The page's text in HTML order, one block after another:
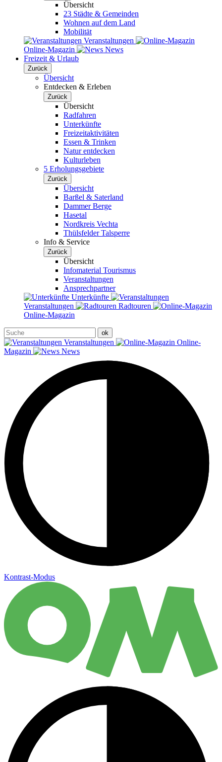
Übersicht
23 Städte & Gemeinden
Wohnen auf dem Land
Mobilität
Veranstaltungen
Online-Magazin
News
Freizeit & Urlaub
Zurück
Übersicht
Entdecken & Erleben
Zurück
Übersicht
Radfahren
Unterkünfte
Freizeitaktivitäten
Essen & Trinken
Natur entdecken
Kulturleben
5 Erholungsgebiete
Zurück
Übersicht
Barßel & Saterland
Dammer Berge
Hasetal
Nordkreis Vechta
Thülsfelder Talsperre
Info & Service
Zurück
Übersicht
Infomaterial Tourismus
Veranstaltungen
Ansprechpartner
Unterkünfte
Veranstaltungen
Radtouren
Online-Magazin
Veranstaltungen
Online-
Magazin
News
Kontrast-Modus